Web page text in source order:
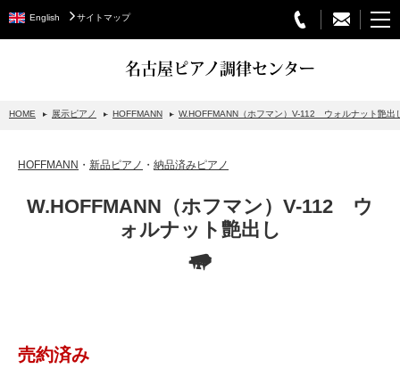
English サイトマップ
名古屋ピアノ調律センター
グランドピアノ
ベヒシュタイングランドピアノ
HOME 展示ピアノ HOFFMANN W.HOFFMANN（ホフマン）V-112 ウォルナット艶出
HOFFMANN ・ 新品ピアノ ・ 納品済みピアノ
W.HOFFMANN（ホフマン）V-112 ウ
ォルナット艶出し
売約済み